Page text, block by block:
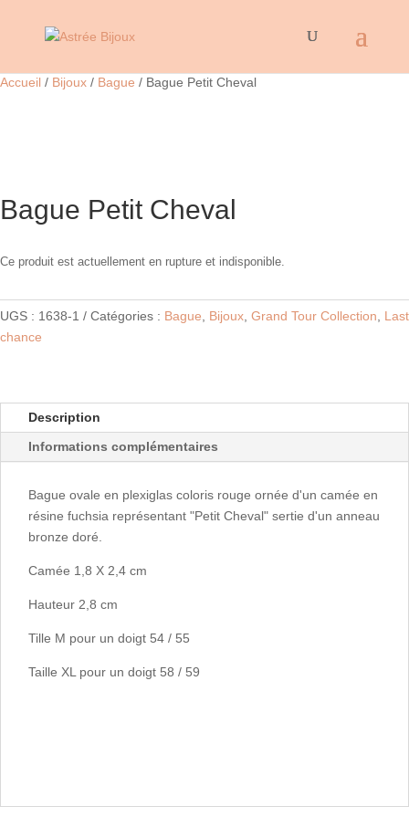
Accueil / Bijoux / Bague / Bague Petit Cheval
Bague Petit Cheval
Ce produit est actuellement en rupture et indisponible.
UGS : 1638-1 Catégories : Bague Bijoux Grand Tour Collection
Last
chance
Description
Informations complémentaires
Bague ovale en plexiglas coloris rouge ornée d'un camée en
résine fuchsia représentant "Petit Cheval" sertie d'un anneau
bronze doré.
Camée 1,8 X 2,4 cm
Hauteur 2,8 cm
Tille M pour un doigt 54 / 55
Taille XL pour un doigt 58 / 59